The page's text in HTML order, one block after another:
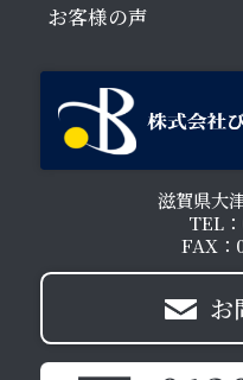
お客様の声
滋賀県大
TEL
FAX：
お